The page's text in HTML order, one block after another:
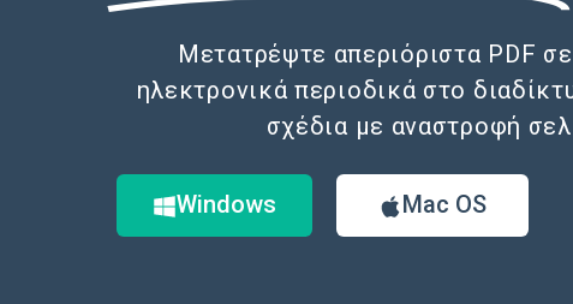
Μετατρέψτε απεριόριστα PDF
ηλεκτρονικά περιοδικά στο
σχέδια με αναστροφή
Windows Mac OS